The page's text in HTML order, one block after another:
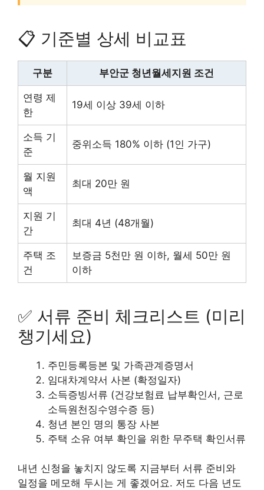
📋 기준별 상세 비교표
구분 부안군 청년월세지원 조건
연령 제
한
19세 이상 39세 이하
소득 기
준
중위소득 180% 이하 (1인 가구)
월 지원
액
최대 20만 원
지원 기
간
최대 4년 (48개월)
주택 조
건
보증금 5천만 원 이하, 월세 50만 원
이하
✅ 서류 준비 체크리스트 (미리
챙기세요)
주민등록등본 및 가족관계증명서
임대차계약서 사본 (확정일자)
소득증빙서류 (건강보험료 납부확인서, 근로
소득원천징수영수증 등)
청년 본인 명의 통장 사본
주택 소유 여부 확인을 위한 무주택 확인서류
내년 신청을 놓치지 않도록 지금부터 서류 준비와
일정을 메모해 두시는 게 좋겠어요. 저도 다음 년도